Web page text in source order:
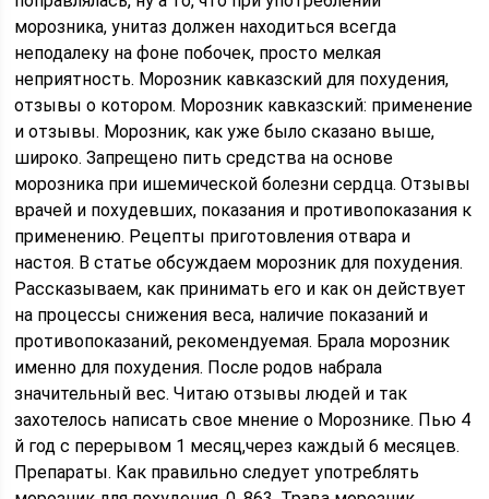
морозника, унитаз должен находиться всегда
неподалеку на фоне побочек, просто мелкая
неприятность. Морозник кавказский для похудения,
отзывы о котором. Морозник кавказский: применение
и отзывы. Морозник, как уже было сказано выше,
широко. Запрещено пить средства на основе
морозника при ишемической болезни сердца. Отзывы
врачей и похудевших, показания и противопоказания к
применению. Рецепты приготовления отвара и
настоя. В статье обсуждаем морозник для похудения.
Рассказываем, как принимать его и как он действует
на процессы снижения веса, наличие показаний и
противопоказаний, рекомендуемая. Брала морозник
именно для похудения. После родов набрала
значительный вес. Читаю отзывы людей и так
захотелось написать свое мнение о Морознике. Пью 4
й год с перерывом 1 месяц,через каждый 6 месяцев.
Препараты. Как правильно следует употреблять